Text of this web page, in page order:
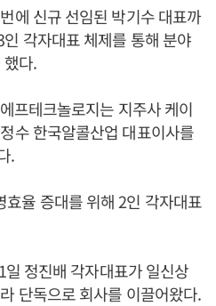
에 신규 선임된 박기수 대표까
각자대표 체제를 통해 분야
다.
프테크놀로지는 지주사 케이
수 한국알콜산업 대표이사를
.
율 증대를 위해 2인 각자대표
일 정진배 각자대표가 일신상
단독으로 회사를 이끌어왔다.